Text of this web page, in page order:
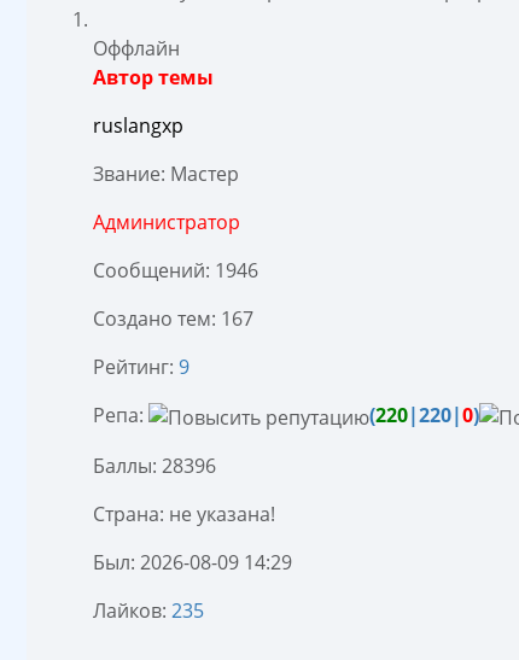
Оффлайн
Автор темы
ruslangxp
Звание: Мастер
Администратор
Сообщений: 1946
Создано тем: 167
Рейтинг: 9
Репа:
(220|220|0)
Баллы: 28396
Страна: не указана!
Был: 2026-08-09 14:29
Лайков: 235